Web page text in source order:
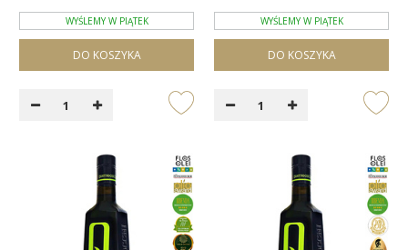
WYŚLEMY W PIĄTEK
DO KOSZYKA
WYŚLEMY W PIĄTEK
DO KOSZYKA